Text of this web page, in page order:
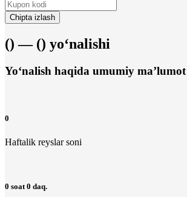
Chipta izlash
() — () yo‘nalishi
Yo‘nalish haqida umumiy ma’lumot
0
Haftalik reyslar soni
0 soat 0 daq.